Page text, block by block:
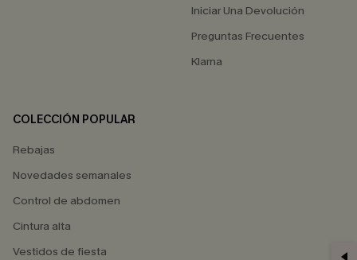
Iniciar Una Devolución
Preguntas Frecuentes
Klarna
COLECCIÓN POPULAR
Rebajas
Novedades semanales
Control de abdomen
Cintura alta
Vestidos de fiesta